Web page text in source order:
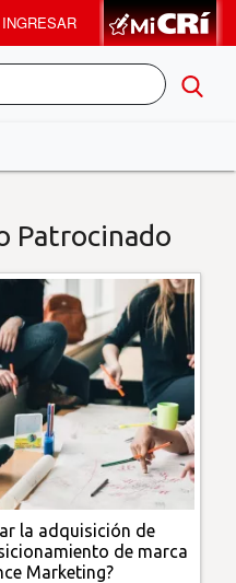
Patrocinado
la adquisición de
de marca
Marketing?